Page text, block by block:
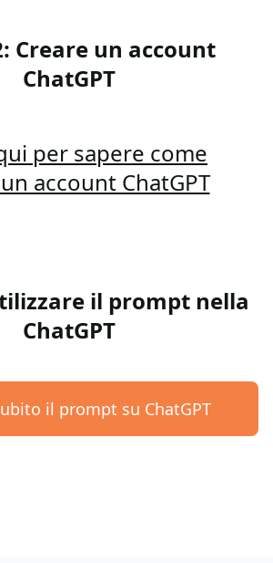
Creare un account
ChatGPT
per sapere come
account ChatGPT
il prompt nella
ChatGPT
il prompt su ChatGPT